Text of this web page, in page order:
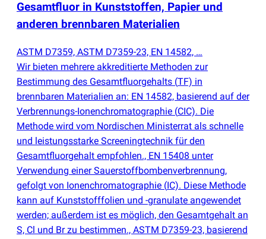
Gesamtfluor in Kunststoffen, Papier und
anderen brennbaren Materialien
ASTM D7359, ASTM D7359-23, EN 14582, …
Wir bieten mehrere akkreditierte Methoden zur
Bestimmung des Gesamtfluorgehalts (TF) in
brennbaren Materialien an: EN 14582, basierend auf der
Verbrennungs-Ionenchromatographie (CIC). Die
Methode wird vom Nordischen Ministerrat als schnelle
und leistungsstarke Screeningtechnik für den
Gesamtfluorgehalt empfohlen., EN 15408 unter
Verwendung einer Sauerstoffbombenverbrennung,
gefolgt von Ionenchromatographie (IC). Diese Methode
kann auf Kunststofffolien und -granulate angewendet
werden; außerdem ist es möglich, den Gesamtgehalt an
S, Cl und Br zu bestimmen., ASTM D7359-23, basierend